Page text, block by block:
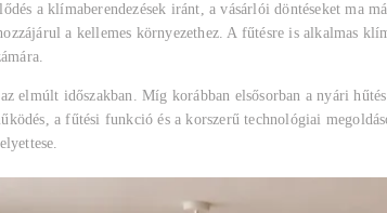
a klímaberendezések iránt, a vásárlói döntéseket
a kellemes környezethez. A fűtésre is alkalmas
elmúlt időszakban. Míg korábban elsősorban a nyári
a fűtési funkció és a korszerű technológiai